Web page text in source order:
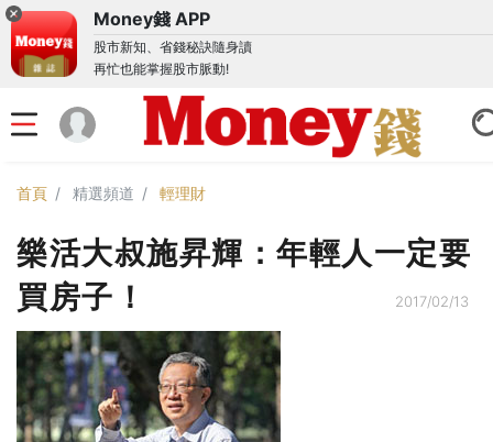
Money錢 APP
股市新知、省錢秘訣隨身讀
再忙也能掌握股市脈動!
首頁 精選頻道 輕理財
樂活大叔施昇輝：年輕人一定要
買房子！
2017/02/13